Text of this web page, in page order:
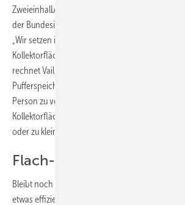
Zweieinhalbfache an Kollektorfläche und
der Bundesindustrieverband der Deutschen
„Wir setzen im Durchschnitt für die
Kollektorfläche an, bei der
rechnet Vaillant-Sprecher Jens Wichtermann
Pufferspeicher sollte hier zudem anders
Person zu veranschlagen und nochmals 50 l je
Kollektorfläche. Damit vermeidet man die
oder zu klein auszulegen. Denn beides sorgt für
Flach- oder
Bleibt noch die Frage: Flachkollektor oder
etwas effizienter, erstere dagegen etwas